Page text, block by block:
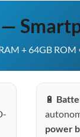
+ 64GB
🔋
power